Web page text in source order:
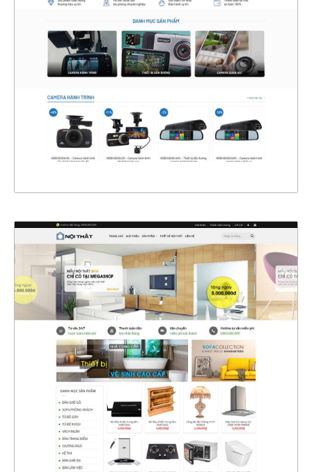
4345
CHI TIẾT
XEM THỰC TẾ
4370
CHI TIẾT